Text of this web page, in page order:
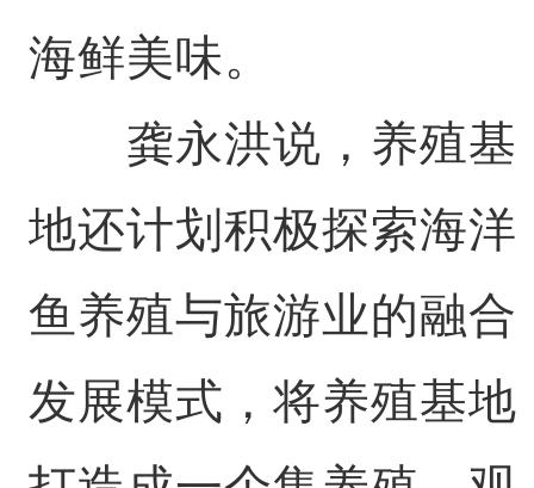
海鲜美味。
龚永洪说，养殖基
地还计划积极探索海洋
鱼养殖与旅游业的融合
发展模式，将养殖基地